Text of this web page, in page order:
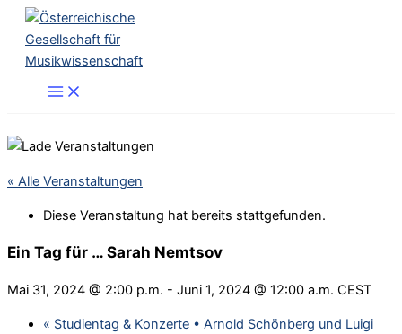
Zum
Inhalt
springen
« Alle Veranstaltungen
Diese Veranstaltung hat bereits stattgefunden.
Ein Tag für … Sarah Nemtsov
Mai 31, 2024 @ 2:00 p.m. - Juni 1, 2024 @ 12:00 a.m. CEST
« Studientag & Konzerte • Arnold Schönberg und Luigi